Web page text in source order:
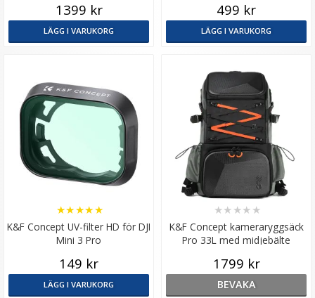
1399 kr
LÄGG I VARUKORG
499 kr
LÄGG I VARUKORG
K&F Concept UV-filter HD för DJI
Mini 3 Pro
★★★★★
149 kr
LÄGG I VARUKORG
K&F Concept kameraryggsäck
Pro 33L med midjebälte
★★ ★★ ★
1799 kr
BEVAKA